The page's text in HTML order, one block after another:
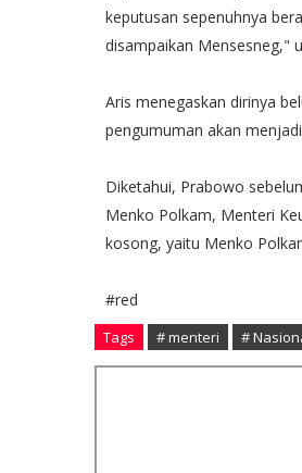
keputusan sepenuhnya
disampaikan Mensesneg,"
Aris menegaskan dirinya
pengumuman akan
Diketahui, Prabowo
Menko Polkam, Menteri
kosong, yaitu Menko
#red
Tags # menteri #